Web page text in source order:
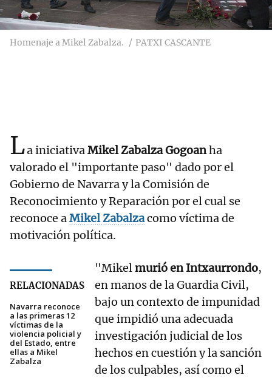
Homenaje a Mikel Zabalza. PATXI CASCANTE
La iniciativaMikel Zabalza Gogoanha
valorado el "importante paso" dado por el
Gobierno de Navarra y la Comisión de
Reconocimiento y Reparación por el cual se
reconoce aMikel Zabalzacomo víctima de
motivación política.
RELACIONADAS
Navarra reconoce
a las primeras 12
víctimas de la
violencia policial y
del Estado, entre
ellas a Mikel
Zabalza
"Mikelmurió en Intxaurrondo,
en manos de la Guardia Civil,
bajo un contexto de impunidad
que impidió una adecuada
investigación judicial de los
hechos en cuestión y la sanción
de los culpables, así como el